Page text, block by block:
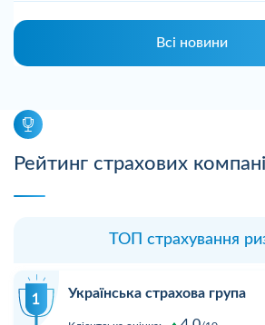
Всі новини
Рейтинг страхових
ТОП страхування
Українська страхова група